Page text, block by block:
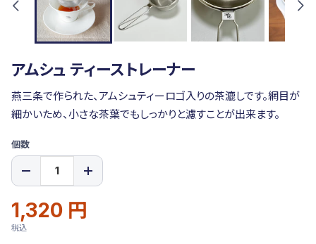
アムシュ ティーストレーナー
燕三条で作られた、アムシュティーロゴ入りの茶漉しです。網目が
細かいため、小さな茶葉でもしっかりと濾すことが出来ます。
バ
リ
ー
ョ
ン
個数
通
常
価
1,320 円
税込